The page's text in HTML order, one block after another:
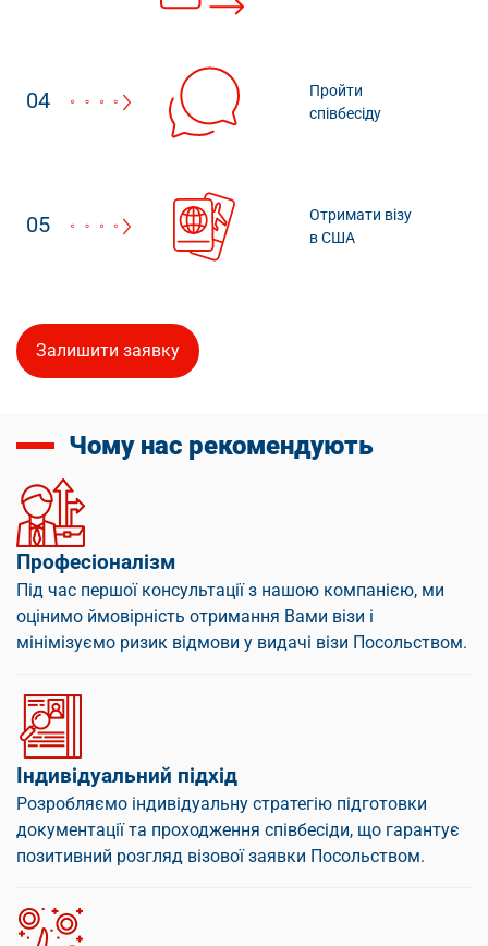
04
Пройти
співбесіду
05
Отримати візу
в США
Залишити заявку
Чому нас рекомендують
Професіоналізм
Під час першої консультації з нашою компанією, ми
оцінимо ймовірність отримання Вами візи і
мінімізуємо ризик відмови у видачі візи Посольством.
Індивідуальний підхід
Розробляємо індивідуальну стратегію підготовки
документації та проходження співбесіди, що гарантує
позитивний розгляд візової заявки Посольством.